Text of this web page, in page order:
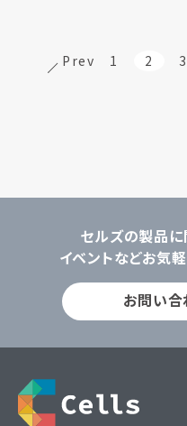
Prev 1 2 3
セルズの製品に
イベントなどお気
お問い合